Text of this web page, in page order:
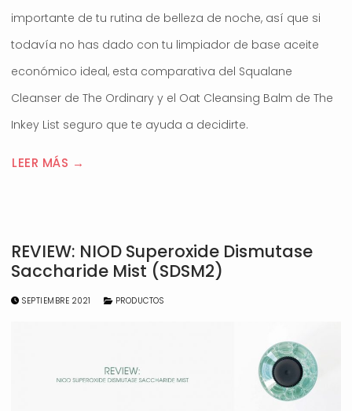
importante de tu rutina de belleza de noche, así que si
todavía no has dado con tu limpiador de base aceite
económico ideal, esta comparativa del Squalane
Cleanser de The Ordinary y el Oat Cleansing Balm de The
Inkey List seguro que te ayuda a decidirte.
LEER MÁS →
REVIEW: NIOD Superoxide Dismutase
Saccharide Mist (SDSM2)
SEPTIEMBRE 2021 PRODUCTOS